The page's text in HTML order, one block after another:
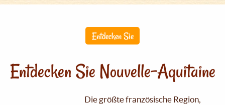
Entdecken Sie
Entdecken Sie Nouvelle-Aquitaine
Die größte französische Region,